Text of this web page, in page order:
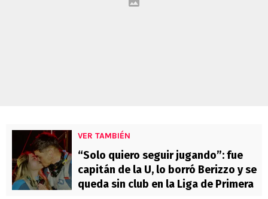
VER TAMBIÉN
“Solo quiero seguir jugando”: fue
capitán de la U, lo borró Berizzo y se
queda sin club en la Liga de Primera